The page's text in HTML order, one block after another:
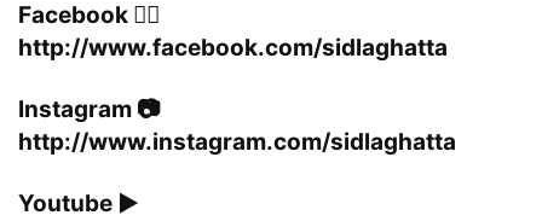
Facebook 👍🏻
http://www.facebook.com/sidlaghatta
Instagram 📷
http://www.instagram.com/sidlaghatta
Youtube ▶️